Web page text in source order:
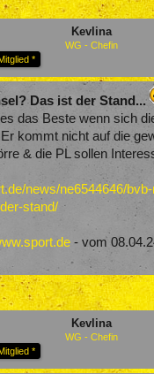
Kevlina
WG - Chefin
*
Das ist der Stand...
das Beste wenn sich
kommt nicht auf die
& die PL sollen
news/ne6544646/
stand/
- vom
Kevlina
WG - Chefin
*